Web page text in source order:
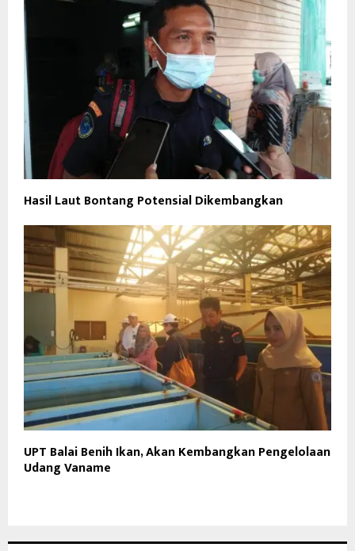
Hasil Laut Bontang Potensial Dikembangkan
UPT Balai Benih Ikan, Akan Kembangkan Pengelolaan
Udang Vaname